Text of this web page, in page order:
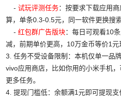
- 试玩评测任务：按要求下载应用
算，单条0.3-0.5元，同一软件更换搜
- 红包群广告版块：每日可观看10
减，前期单价更高，10万金币等价1元
3. 任务不受设备限制：本机仅单一品
vivo应用商店，比如你用的小米手机
更多任务。
4. 提现门槛低：余额满1元即可提现